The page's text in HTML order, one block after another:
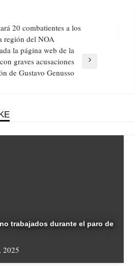
20 combatientes a los
región del NOA
la página web de la
graves acusaciones
de Gustavo Genusso
trabajados durante el paro de
2025